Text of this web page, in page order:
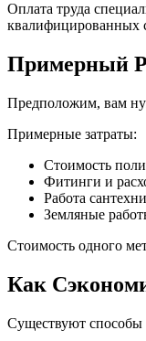
Оплата труда
квалифицированных
Примерный
Предположим, вам
Примерные затраты:
Стоимость
Фитинги и
Работа
Земляные
Стоимость одного
Как
Существуют способы